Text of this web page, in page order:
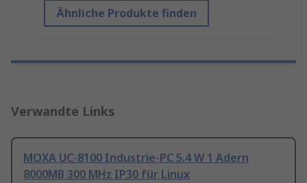
Ähnliche Produkte finden
Verwandte Links
MOXA UC-8100 Industrie-PC 5.4 W 1 Adern
8000MB 300 MHz IP30 für Linux